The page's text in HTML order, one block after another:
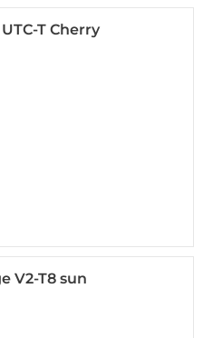
T Cherry
V2-T8 sun